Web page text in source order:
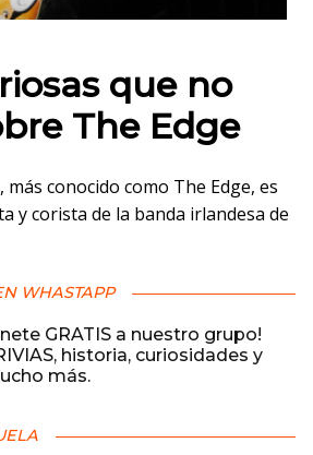
que no
The Edge
más conocido como The Edge, es
y corista de la banda irlandesa de
WHASTAPP
GRATIS a nuestro grupo!
historia, curiosidades y
más.